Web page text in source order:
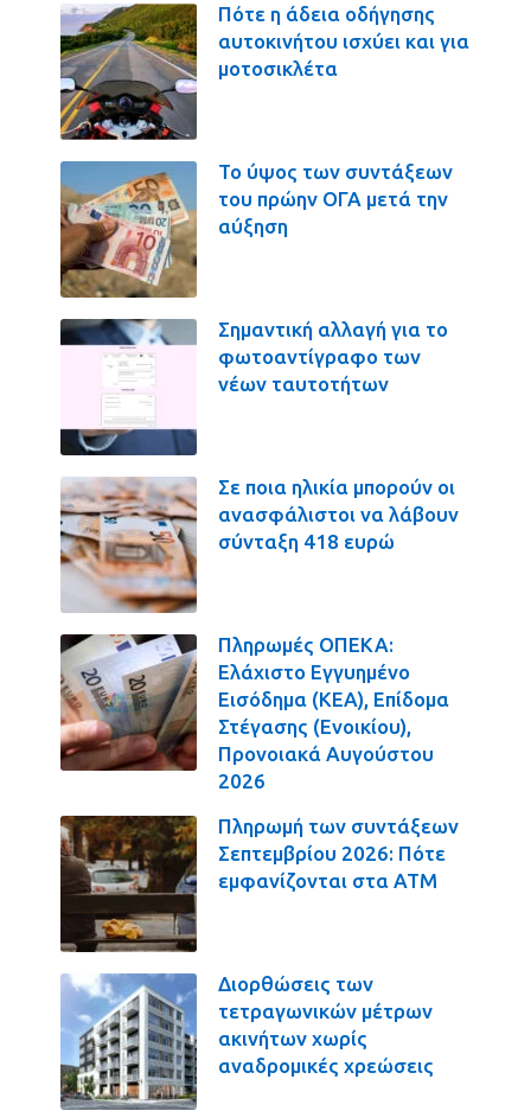
Πότε η άδεια οδήγησης
αυτοκινήτου ισχύει και για
μοτοσικλέτα
Το ύψος των συντάξεων
του πρώην ΟΓΑ μετά την
αύξηση
Σημαντική αλλαγή για το
φωτοαντίγραφο των
νέων ταυτοτήτων
Σε ποια ηλικία μπορούν οι
ανασφάλιστοι να λάβουν
σύνταξη 418 ευρώ
Πληρωμές ΟΠΕΚΑ:
Ελάχιστο Εγγυημένο
Εισόδημα (ΚΕΑ), Επίδομα
Στέγασης (Ενοικίου),
Προνοιακά Αυγούστου
2026
Πληρωμή των συντάξεων
Σεπτεμβρίου 2026: Πότε
εμφανίζονται στα ΑΤΜ
Διορθώσεις των
τετραγωνικών μέτρων
ακινήτων χωρίς
αναδρομικές χρεώσεις